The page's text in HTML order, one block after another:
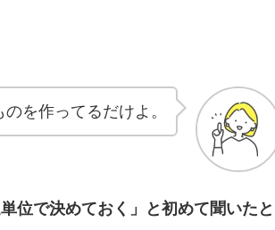
を作ってるだけよ。
位で決めておく」と初めて聞いたと